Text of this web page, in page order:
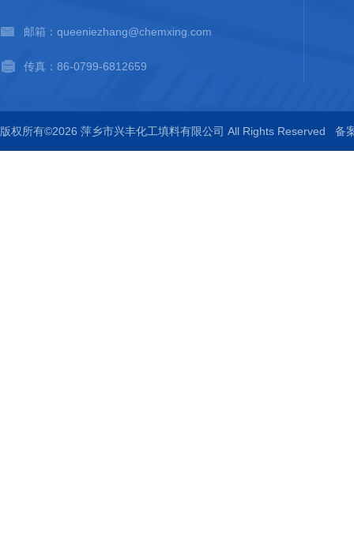
邮箱：queeniezhang@chemxing.com
传真：86-0799-6812659
版权所有©2026 萍乡市兴丰化工填料有限公司 All Rights Reserved 备